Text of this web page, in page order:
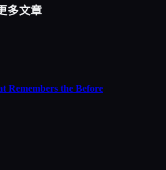
多文章
Remembers the Before